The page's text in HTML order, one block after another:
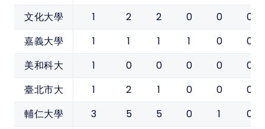
文化大學 1 2 2 0 0 0
嘉義大學 1 1 1 1 0 0
美和科大 1 0 0 0 0 0
臺北市大 1 2 1 0 0 0
輔仁大學 3 5 5 0 1 0